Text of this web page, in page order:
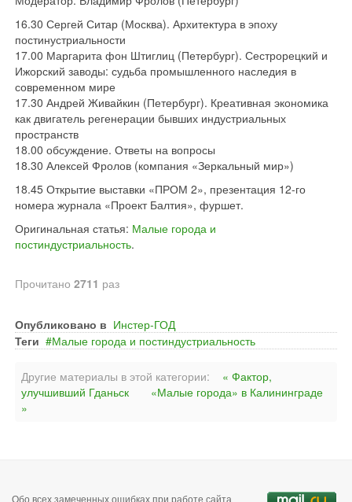
16.30 Сергей Ситар (Москва). Архитектура в эпоху
постинустриальности
17.00 Маргарита фон Штиглиц (Петербург). Сестрорецкий и
Ижорский заводы: судьба промышленного наследия в
современном мире
17.30 Андрей Живайкин (Петербург). Креативная экономика
как двигатель регенерации бывших индустриальных
пространств
18.00 обсуждение. Ответы на вопросы
18.30 Алексей Фролов (компания «Зеркальный мир»)
18.45 Открытие выставки «ПРОМ 2», презентация 12-го
номера журнала «Проект Балтия», фуршет.
Оригинальная статья: Малые города и
постиндустриальность.
Прочитано 2711 раз
Опубликовано в Инстер-ГОД
Теги
Малые города и постиндустриальность
Другие материалы в этой категории:
« Фактор,
улучшивший Гданьск
«Малые города» в Калининграде
»
Обо всех замеченных ошибках при работе сайта